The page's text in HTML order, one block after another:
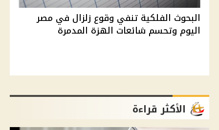
البحوث الفلكية تنفي وقوع زلزال في مصر
اليوم وتحسم شائعات الهزة المدمرة
الأكثر قراءة